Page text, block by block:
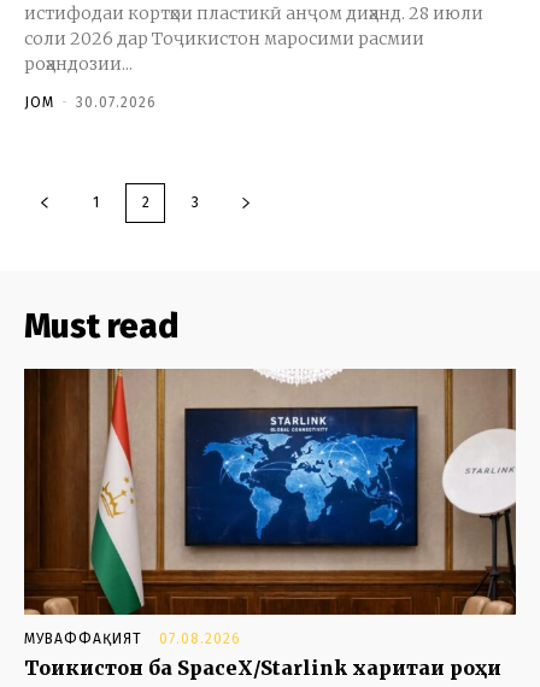
истифодаи кортҳои пластикӣ анҷом диҳанд. 28 июли
соли 2026 дар Тоҷикистон маросими расмии
роҳандозии...
JOM - 30.07.2026
1 2 3
Must read
МУВАФФАҚИЯТ 07.08.2026
Тоҷикистон ба SpaceX/Starlink харитаи роҳи